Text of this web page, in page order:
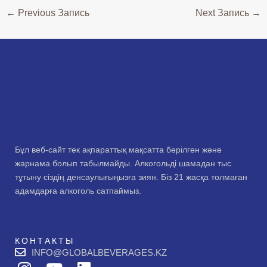
← Previous Запись Next Запись →
Бұл веб-сайт тек ақпараттық мақсатта берілген және
жарнама болып табылмайды. Алкогольді шамадан тыс
тұтыну сіздің денсаулығыңызға зиян. Біз 21 жасқа толмаған
адамдарға алкоголь сатпаймыз.
КОНТАКТЫ
INFO@GLOBALBEVERAGES.KZ